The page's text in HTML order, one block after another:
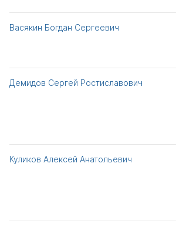
Васякин Богдан Сергеевич
Демидов Сергей Ростиславович
Куликов Алексей Анатольевич